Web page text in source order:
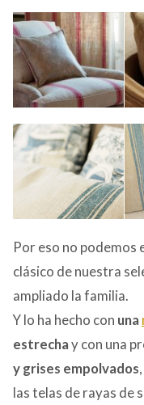
Por eso no podemos
clásico de nuestra
ampliado la familia.
Y lo ha hecho con una
estrechay con una
y grises empolvados
las telas de rayas de